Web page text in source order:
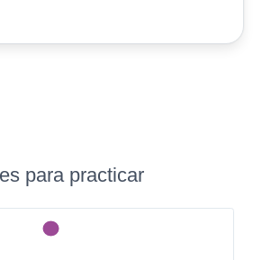
para practicar